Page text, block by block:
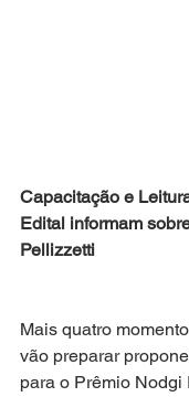
Capacitação e
Edital informam
Pellizzetti
Mais quatro
vão preparar
para o Prêmio Nodgi